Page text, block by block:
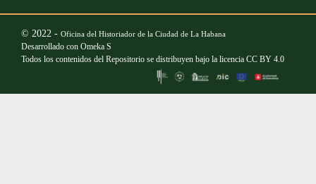
© 2022 - Oficina del Historiador de la Ciudad de La Habana
Desarrollado con Omeka S
Todos los contenidos del Repositorio se distribuyen bajo la licencia CC BY 4.0